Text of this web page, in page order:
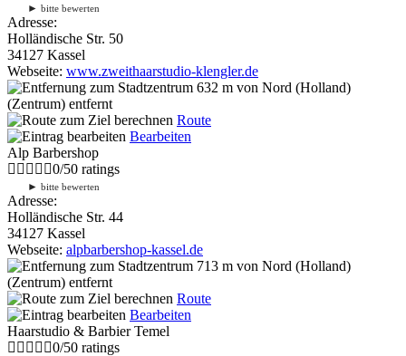
► bitte bewerten
Adresse:
Holländische Str. 50
34127 Kassel
Webseite: www.zweithaarstudio-klengler.de
632 m von Nord (Holland)
(Zentrum) entfernt
Route
Bearbeiten
Alp Barbershop
0/50 ratings
► bitte bewerten
Adresse:
Holländische Str. 44
34127 Kassel
Webseite: alpbarbershop-kassel.de
713 m von Nord (Holland)
(Zentrum) entfernt
Route
Bearbeiten
Haarstudio & Barbier Temel
0/50 ratings